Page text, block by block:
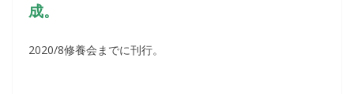
成。
2020/8修養会までに刊行。